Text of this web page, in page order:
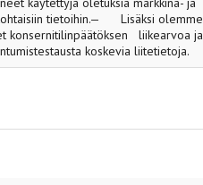
tietoihin.— Lisäksi olemme
konserni­tilinpäätöksen liikearvoa ja
koskevia liitetietoja.